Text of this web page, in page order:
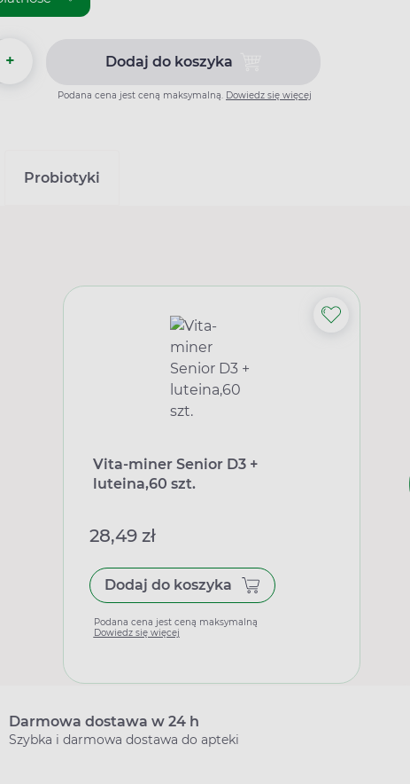
+ Dodaj do koszykaDodaj do koszyka Metformin
Podana cena jest ceną maksymalną. Dowiedz się więcej
Probiotyki
Vita-miner Senior D3 +
luteina,60 szt.
28,49 zł
Dodaj do koszyka
Podana cena jest ceną maksymalną
Dowiedz się więcej
Darmowa dostawa w 24 h
Szybka i darmowa dostawa do apteki